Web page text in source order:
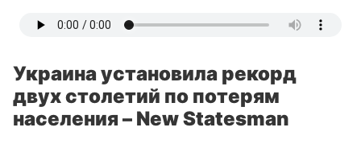
Украина установила рекорд
двух столетий по потерям
населения – New Statesman